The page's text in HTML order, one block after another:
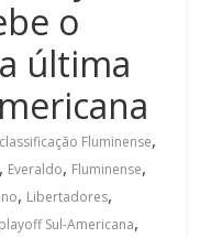
o
última
classificação Fluminense,
, Everaldo, Fluminense,
, Libertadores,
playoff Sul-Americana,